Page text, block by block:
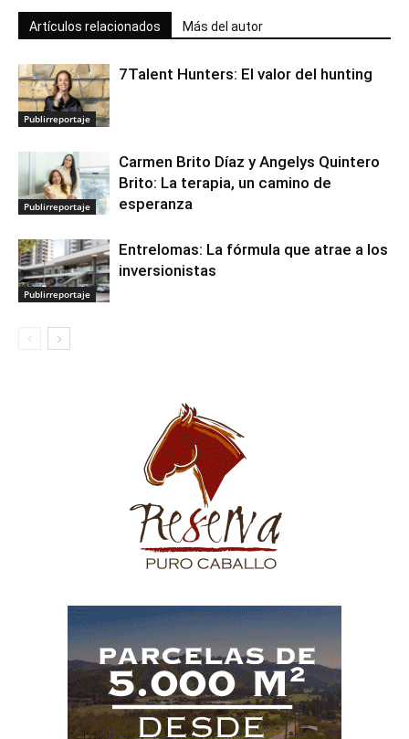
Artículos relacionados Más del autor
Publirreportaje
7Talent Hunters: El valor del hunting
Publirreportaje
Carmen Brito Díaz y Angelys Quintero
Brito: La terapia, un camino de
esperanza
Publirreportaje
Entrelomas: La fórmula que atrae a los
inversionistas